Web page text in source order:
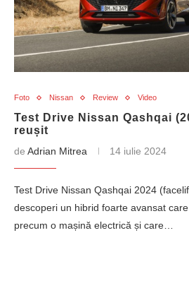
Foto Nissan Review Video
Test Drive Nissan Qashqai
reușit
de Adrian Mitrea 14 iulie 2024
Test Drive Nissan Qashqai 2024
descoperi un hibrid foarte avansat
precum o mașină electrică și care…